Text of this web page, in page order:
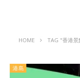
HOME TAG "香港景
港島